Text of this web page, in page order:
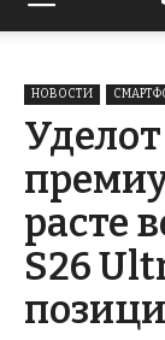
НОВОСТИ
расте
S26